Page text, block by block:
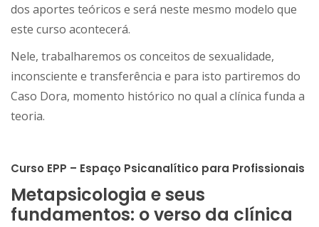
dos aportes teóricos e será neste mesmo modelo que
este curso acontecerá.
Nele, trabalharemos os conceitos de sexualidade,
inconsciente e transferência e para isto partiremos do
Caso Dora, momento histórico no qual a clínica funda a
teoria.
Curso EPP – Espaço Psicanalítico para Profissionais
Metapsicologia e seus
fundamentos: o verso da clínica